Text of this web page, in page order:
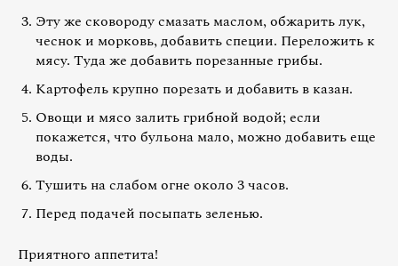
Эту же сковороду смазать маслом, обжарить лук,
чеснок и морковь, добавить специи. Переложить к
мясу. Туда же добавить порезанные грибы.
Картофель крупно порезать и добавить в казан.
Овощи и мясо залить грибной водой; если
покажется, что бульона мало, можно добавить еще
воды.
Тушить на слабом огне около 3 часов.
Перед подачей посыпать зеленью.
Приятного аппетита!